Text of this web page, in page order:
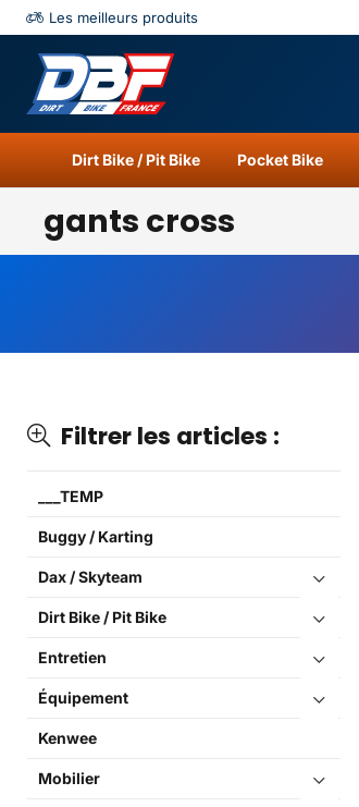
Les meilleurs produits
Dirt Bike / Pit Bike Pocket Bike
gants cross
Filtrer les articles :
___TEMP
Buggy / Karting
Dax / Skyteam
Dirt Bike / Pit Bike
Entretien
Équipement
Kenwee
Mobilier
Catégories